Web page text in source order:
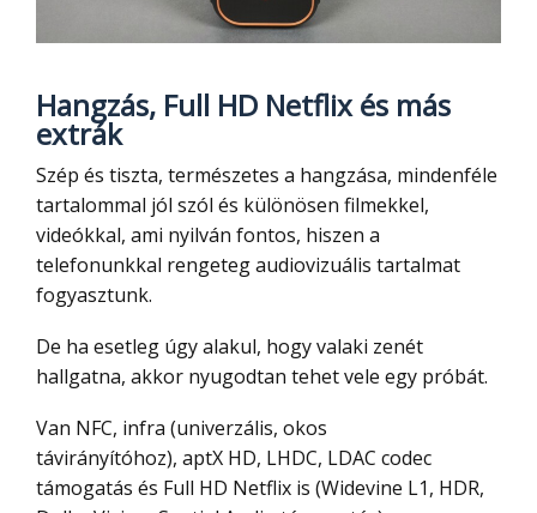
Hangzás, Full HD Netflix és más
extrák
Szép és tiszta, természetes a hangzása, mindenféle
tartalommal jól szól és különösen filmekkel,
videókkal, ami nyilván fontos, hiszen a
telefonunkkal rengeteg audiovizuális tartalmat
fogyasztunk.
De ha esetleg úgy alakul, hogy valaki zenét
hallgatna, akkor nyugodtan tehet vele egy próbát.
Van NFC, infra (univerzális, okos
távirányítóhoz), aptX HD, LHDC, LDAC codec
támogatás és Full HD Netflix is (Widevine L1, HDR,